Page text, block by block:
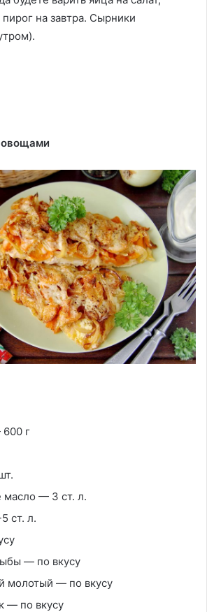
на завтра. Сырники
овощами
г
масло — 3 ст. л.
ст. л.
— по вкусу
молотый — по вкусу
— по вкусу